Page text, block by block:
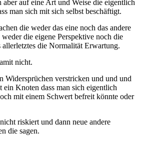
aber auf eine Art und Weise die eigentlich
man sich mit sich selbst beschäftigt.
die weder das eine noch das andere
die eigene Perspektive noch die
allerletztes die Normalität Erwartung.
nicht.
Widersprüchen verstricken und und und
ein Knoten dass man sich eigentlich
mit einem Schwert befreit könnte oder
riskiert und dann neue andere
die sagen.